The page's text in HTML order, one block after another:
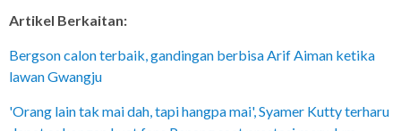
Artikel Berkaitan:
Bergson calon terbaik, gandingan berbisa Arif Aiman ketika
lawan Gwangju
'Orang lain tak mai dah, tapi hangpa mai', Syamer Kutty terharu